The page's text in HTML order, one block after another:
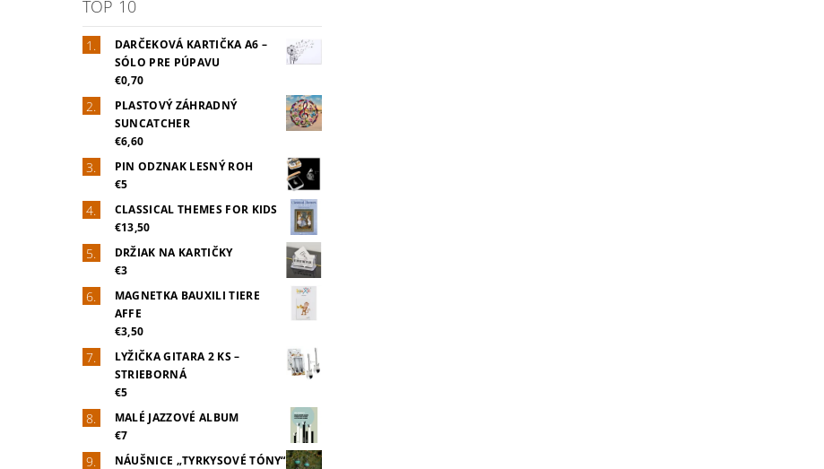
TOP 10
DARČEKOVÁ KARTIČKA A6 –
SÓLO PRE PÚPAVU
€0,70
PLASTOVÝ ZÁHRADNÝ
SUNCATCHER
€6,60
PIN ODZNAK LESNÝ ROH
€5
CLASSICAL THEMES FOR KIDS
€13,50
DRŽIAK NA KARTIČKY
€3
MAGNETKA BAUXILI TIERE
AFFE
€3,50
LYŽIČKA GITARA 2 KS –
STRIEBORNÁ
€5
MALÉ JAZZOVÉ ALBUM
€7
NÁUŠNICE „TYRKYSOVÉ TÓNY“